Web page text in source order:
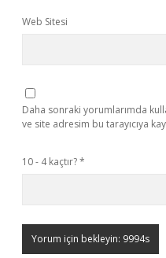
Web Sitesi
Daha sonraki yorumlarımda
ve site adresim bu tarayıcıya
10 - 4 kaçtır?*